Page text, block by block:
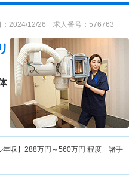
：2024/12/26 求人番号：576763
収】 288万円～560万円 程度 諸手